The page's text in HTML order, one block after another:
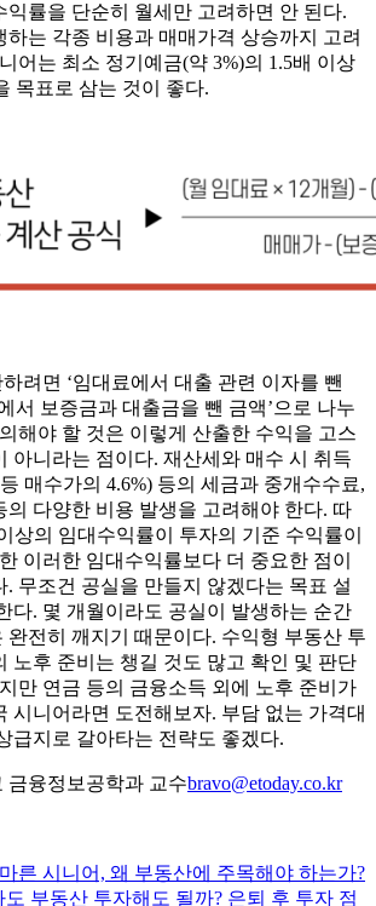
익률을 단순히 월세만 고려하면 안 된다.
하는 각종 비용과 매매가격 상승까지 고려
어는 최소 정기예금(약 3%)의 1.5배 이상
목표로 삼는 것이 좋다.
려면 ‘임대료에서 대출 관련 이자를 뺀
서 보증금과 대출금을 뺀 금액’으로 나누
해야 할 것은 이렇게 산출한 수익을 고스
아니라는 점이다. 재산세와 매수 시 취득
매수가의 4.6%) 등의 세금과 중개수수료,
의 다양한 비용 발생을 고려해야 한다. 따
상의 임대수익률이 투자의 기준 수익률이
이러한 임대수익률보다 더 중요한 점이
. 무조건 공실을 만들지 않겠다는 목표 설
다. 몇 개월이라도 공실이 발생하는 순간
완전히 깨지기 때문이다. 수익형 부동산 투
노후 준비는 챙길 것도 많고 확인 및 판단
만 연금 등의 금융소득 외에 노후 준비가
시니어라면 도전해보자. 부담 없는 가격대
급지로 갈아타는 전략도 좋겠다.
금융정보공학과 교수bravo@etoday.co.kr
른 시니어, 왜 부동산에 주목해야 하는가?
부동산 투자해도 될까? 은퇴 후 투자 점